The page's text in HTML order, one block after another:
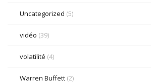
Uncategorized (5)
vidéo (39)
volatilité (4)
Warren Buffett (2)